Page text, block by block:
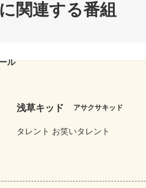
関連する番組
ル
浅草キッド アサクサキッド
タレント お笑いタレント